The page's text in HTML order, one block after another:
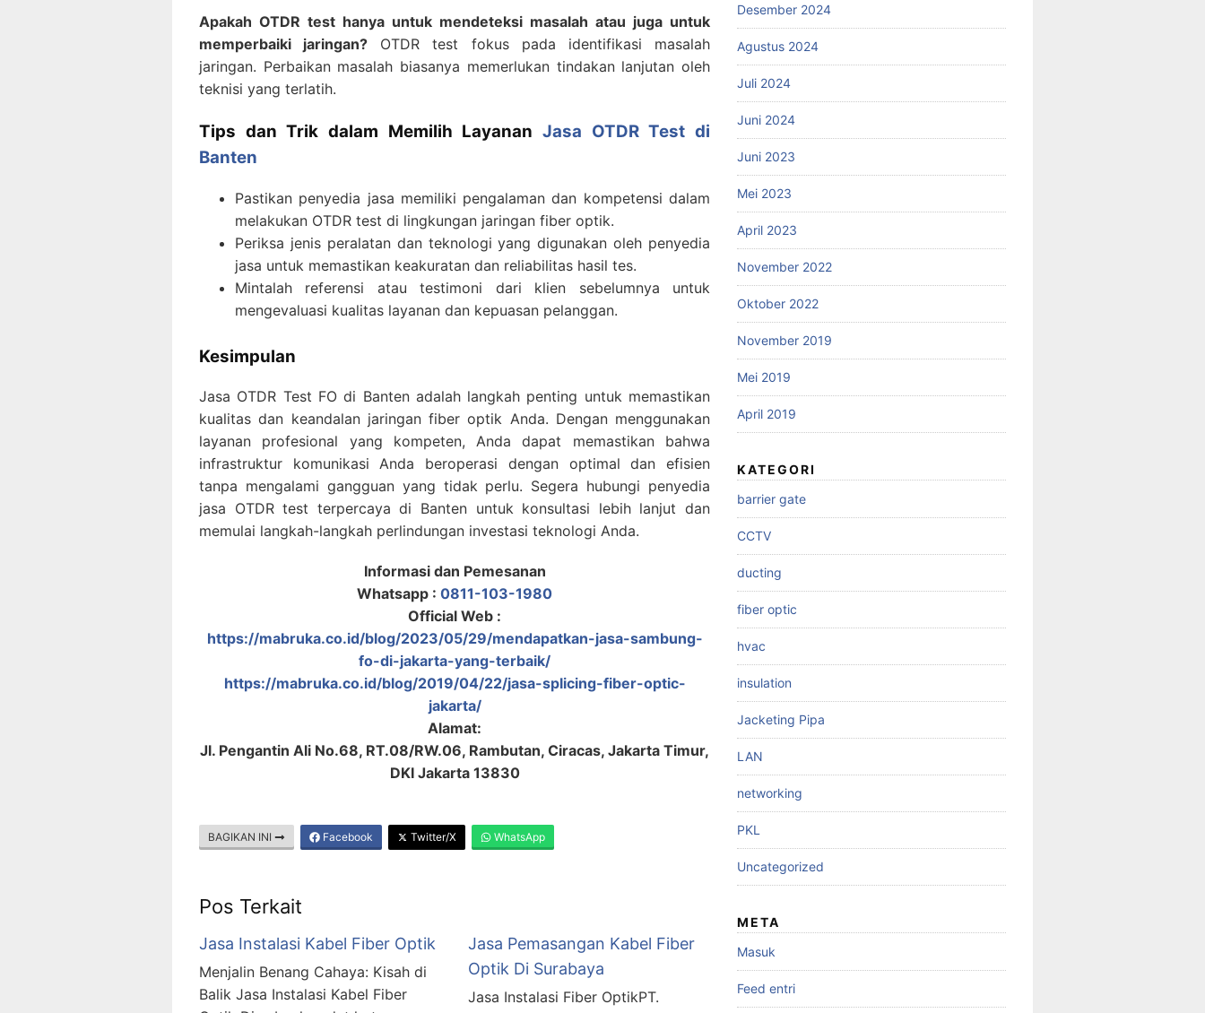
Apakah OTDR test hanya untuk mendeteksi masalah atau juga untuk
memperbaiki jaringan? OTDR test fokus pada identifikasi masalah
jaringan. Perbaikan masalah biasanya memerlukan tindakan lanjutan oleh
teknisi yang terlatih.
Tips dan Trik dalam Memilih Layanan Jasa OTDR Test di
Banten
Pastikan penyedia jasa memiliki pengalaman dan kompetensi dalam
melakukan OTDR test di lingkungan jaringan fiber optik.
Periksa jenis peralatan dan teknologi yang digunakan oleh penyedia
jasa untuk memastikan keakuratan dan reliabilitas hasil tes.
Mintalah referensi atau testimoni dari klien sebelumnya untuk
mengevaluasi kualitas layanan dan kepuasan pelanggan.
Kesimpulan
Jasa OTDR Test FO di Banten adalah langkah penting untuk memastikan
kualitas dan keandalan jaringan fiber optik Anda. Dengan menggunakan
layanan profesional yang kompeten, Anda dapat memastikan bahwa
infrastruktur komunikasi Anda beroperasi dengan optimal dan efisien
tanpa mengalami gangguan yang tidak perlu. Segera hubungi penyedia
jasa OTDR test terpercaya di Banten untuk konsultasi lebih lanjut dan
memulai langkah-langkah perlindungan investasi teknologi Anda.
Informasi dan Pemesanan
Whatsapp : 0811-103-1980
Official Web :
https://mabruka.co.id/blog/2023/05/29/mendapatkan-jasa-sambung-
fo-di-jakarta-yang-terbaik/
https://mabruka.co.id/blog/2019/04/22/jasa-splicing-fiber-optic-
jakarta/
Alamat:
Jl. Pengantin Ali No.68, RT.08/RW.06, Rambutan, Ciracas, Jakarta Timur,
DKI Jakarta 13830
BAGIKAN INI Facebook Twitter/X WhatsApp
Pos Terkait
Jasa Instalasi Kabel Fiber Optik
Menjalin Benang Cahaya: Kisah di
Balik Jasa Instalasi Kabel Fiber
Jasa Pemasangan Kabel Fiber
Optik Di Surabaya
Jasa Instalasi Fiber OptikPT.
Desember 2024
Agustus 2024
Juli 2024
Juni 2024
Juni 2023
Mei 2023
April 2023
November 2022
Oktober 2022
November 2019
Mei 2019
April 2019
KATEGORI
barrier gate
CCTV
ducting
fiber optic
hvac
insulation
Jacketing Pipa
LAN
networking
PKL
Uncategorized
META
Masuk
Feed entri